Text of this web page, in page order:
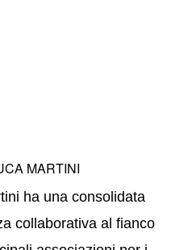
MARTINI
ha una consolidata
collaborativa al fianco